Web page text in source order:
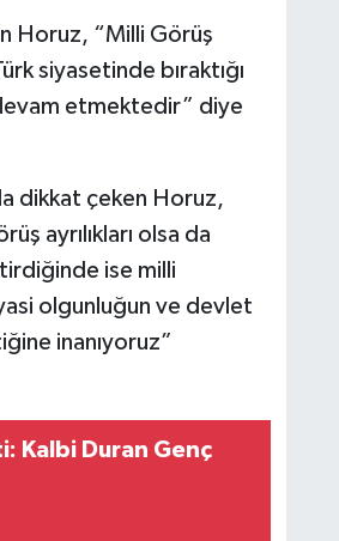
Horuz, “Milli Görüş
siyasetinde bıraktığı
etmektedir” diye
dikkat çeken Horuz,
ayrılıkları olsa da
ise milli
olgunluğun ve devlet
inanıyoruz”
Kalbi Duran Genç